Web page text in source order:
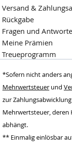
*Sofern nicht anders
Mehrwertsteuer und
zur
Mehrwertsteuer, deren
abhängt.
** Einmalig einlösbar
Versand &
Rückgabe
Fragen und
Meine Prämien
Treueprogramm